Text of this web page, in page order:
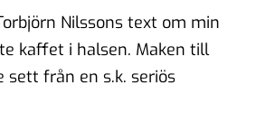
Nilssons text om min
kaffet i halsen. Maken till
sett från en s.k. seriös